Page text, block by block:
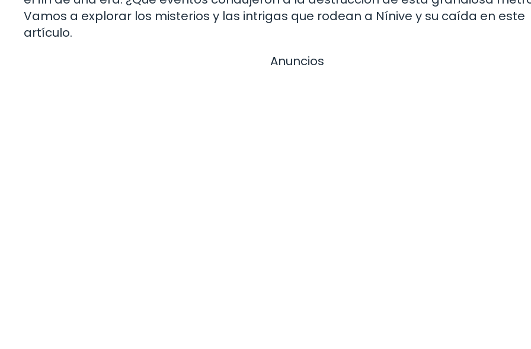
Vamos a explorar los misterios y las intrigas que rodean a Nínive y su caída en este
artículo.
Anuncios